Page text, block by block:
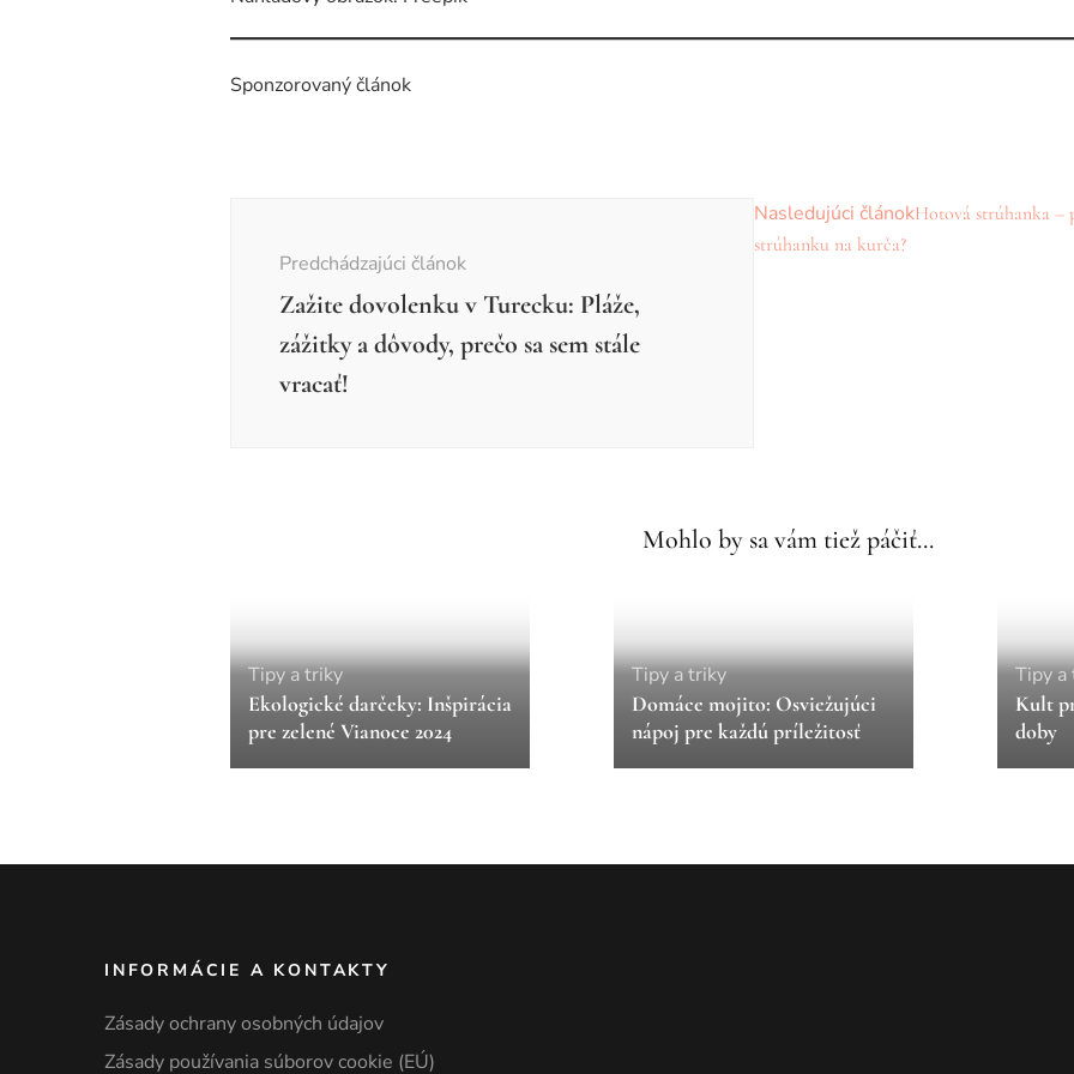
Sponzorovaný článok
článkuPredchádzajúci článok
Zažite dovolenku v Turecku: Pláže,
zážitky a dôvody, prečo sa sem stále
vracať!
Nasledujúci článokHotová strúhanka –
strúhanku na kurča?
Mohlo by sa vám tiež páčiť...
Tipy a triky
Ekologické darčeky: Inšpirácia
pre zelené Vianoce 2024
Tipy a triky
Domáce mojito: Osviežujúci
nápoj pre každú príležitosť
Tipy a
Kult
doby
INFORMÁCIE A KONTAKTY
Zásady ochrany osobných údajov
Zásady používania súborov cookie (EÚ)